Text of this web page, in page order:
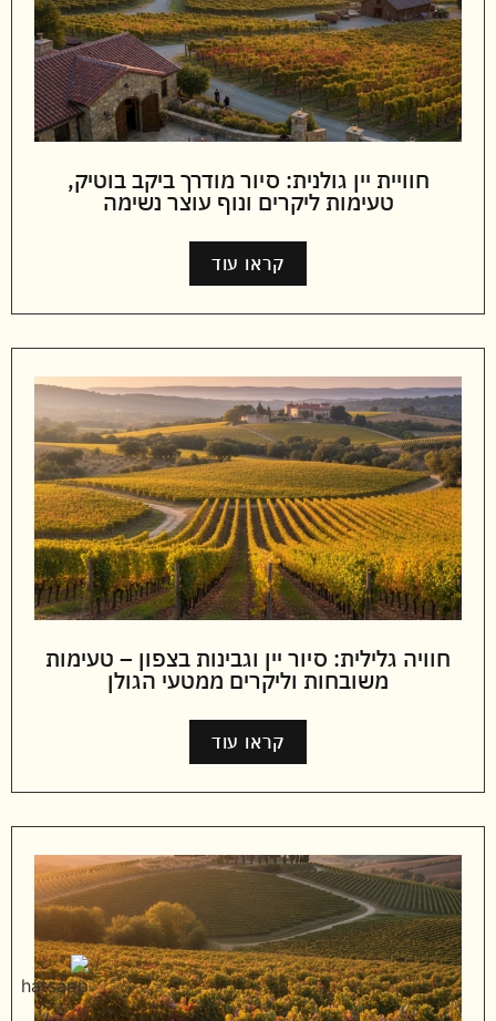
חוויית יין גולנית: סיור מודרך ביקב בוטיק,
טעימות ליקרים ונוף עוצר נשימה
קראו עוד
חוויה גלילית: סיור יין וגבינות בצפון – טעימות
משובחות וליקרים ממטעי הגולן
קראו עוד